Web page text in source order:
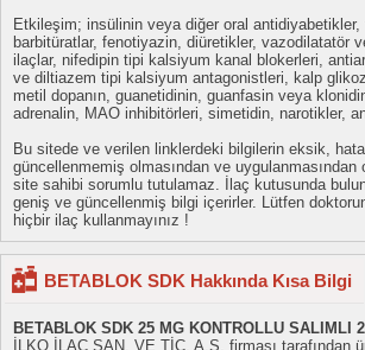
Etkileşim; insülinin veya diğer oral
barbitüratlar, fenotiyazin, diüretikler, vazodilatatör
ilaçlar, nifedipin tipi kalsiyum kanal blokerleri,
ve diltiazem tipi kalsiyum antagonistleri, kalp
metil dopanın, guanetidinin, guanfasin veya
adrenalin, MAO inhibitörleri, simetidin, narotikler,
Bu sitede ve verilen linklerdeki bilgilerin eksik,
güncellenmemiş olmasından ve uygulanmasından
site sahibi sorumlu tutulamaz. İlaç kutusunda
geniş ve güncellenmiş bilgi içerirler. Lütfen
hiçbir ilaç kullanmayınız !
BETABLOK SDK Hakkında Kısa Bilgi
BETABLOK SDK 25 MG KONTROLLU SALIMLI
İLKO İLAÇ SAN. VE TİC. A.Ş. firması tarafından